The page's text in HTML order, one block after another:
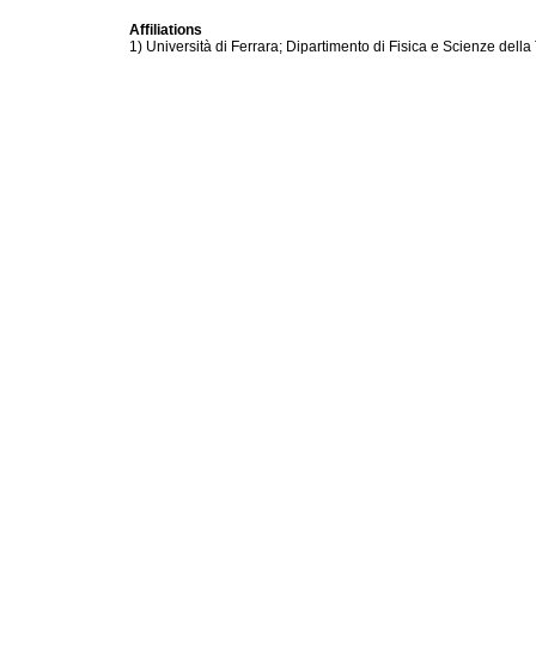
Affiliations
1) Università di Ferrara; Dipartimento di Fisica e Scienze